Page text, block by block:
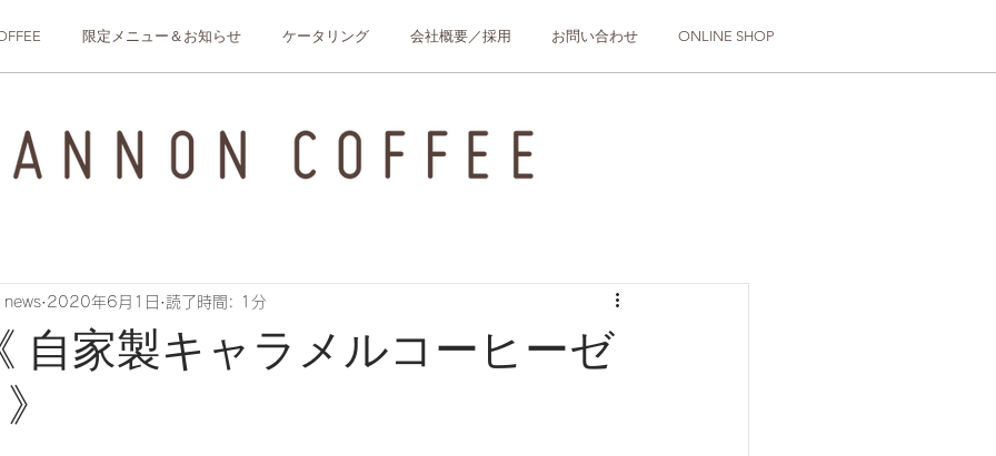
限定メニュー＆お知らせ ケータリング 会社概要／採用 お問い合わせ ONLINE SHOP
自家製キャラメルコーヒーゼ
news 2020年6月1日 読了時間: 1分